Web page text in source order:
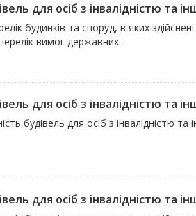
для осіб з інвалідністю та
будинків та споруд, в яких
вимог державних...
для осіб з інвалідністю та
будівель для осіб з інвалідністю
для осіб з інвалідністю та